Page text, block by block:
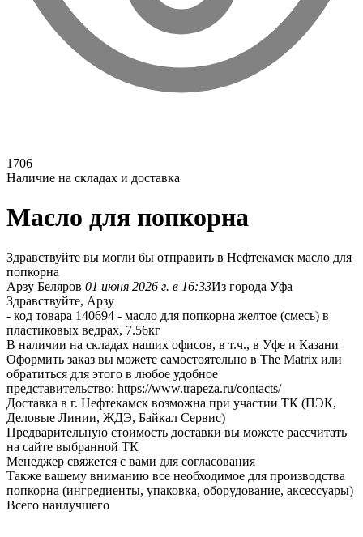
1706
Наличие на складах и доставка
Масло для попкорна
Здравствуйте вы могли бы отправить в Нефтекамск масло для
попкорна
Арзу Беляров 01 июня 2026 г. в 16:33Из города Уфа
Здравствуйте, Арзу
- код товара 140694 - масло для попкорна желтое (смесь) в
пластиковых ведрах, 7.56кг
В наличии на складах наших офисов, в т.ч., в Уфе и Казани
Оформить заказ вы можете самостоятельно в The Matrix или
обратиться для этого в любое удобное
представительство: https://www.trapeza.ru/contacts/
Доставка в г. Нефтекамск возможна при участии ТК (ПЭК,
Деловые Линии, ЖДЭ, Байкал Сервис)
Предварительную стоимость доставки вы можете рассчитать
на сайте выбранной ТК
Менеджер свяжется с вами для согласования
Также вашему вниманию все необходимое для производства
попкорна (ингредиенты, упаковка, оборудование, аксессуары)
Всего наилучшего